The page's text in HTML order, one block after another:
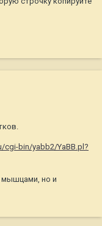
cgi-bin/yabb2/YaBB.pl?
мышцами, но и